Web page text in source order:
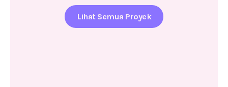
Lihat Semua Proyek